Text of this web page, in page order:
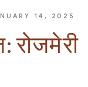
14, 2025
रोजमेरी